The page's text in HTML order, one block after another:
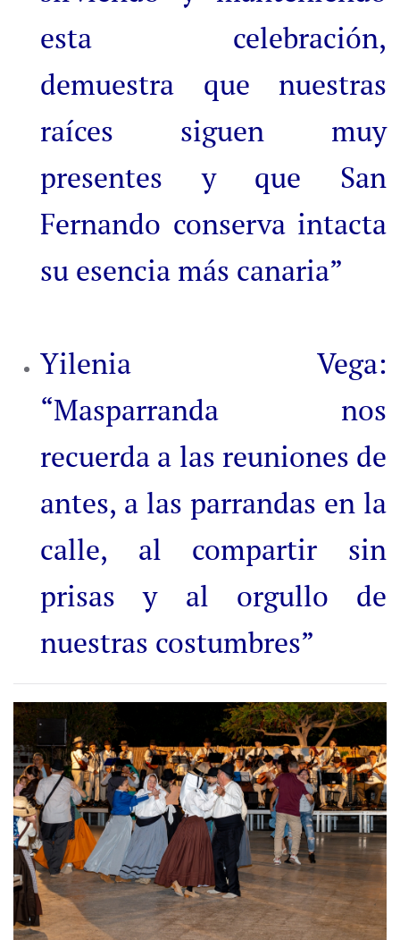
esta celebración,
demuestra que nuestras
raíces siguen muy
presentes y que San
Fernando conserva intacta
su esencia más canaria”
Yilenia Vega:
“Masparranda nos
recuerda a las reuniones de
antes, a las parrandas en la
calle, al compartir sin
prisas y al orgullo de
nuestras costumbres”